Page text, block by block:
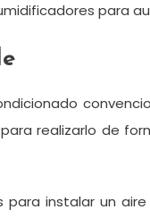
para
realizarlo de
instalar un